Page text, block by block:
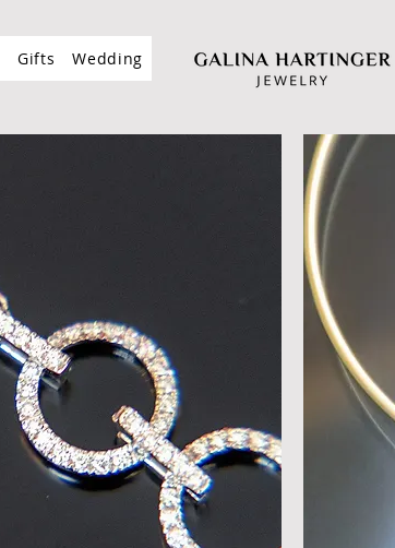
Gifts Wedding